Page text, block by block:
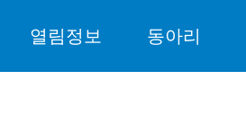
열림정보 동아리